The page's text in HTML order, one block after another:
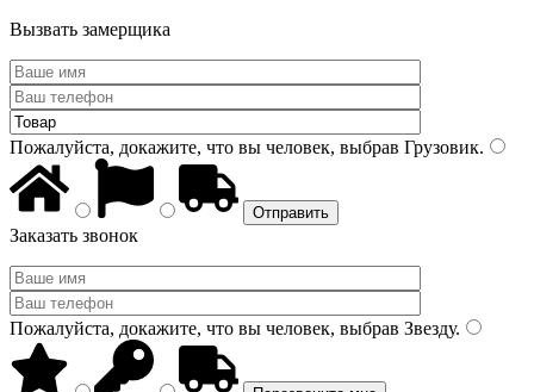
Вызвать замерщика
Пожалуйста, докажите, что вы человек, выбрав Грузовик.
Заказать звонок
Пожалуйста, докажите, что вы человек, выбрав Звезду.